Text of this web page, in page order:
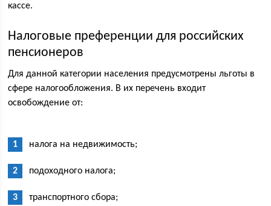
кассе.
Налоговые преференции для российских
пенсионеров
Для данной категории населения предусмотрены льготы в
сфере налогообложения. В их перечень входит
освобождение от:
налога на недвижимость;
подоходного налога;
транспортного сбора;